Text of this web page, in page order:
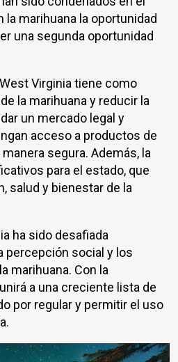
marihuana la oportunidad
una segunda oportunidad
Virginia tiene como
la marihuana y reducir la
un mercado legal y
acceso a productos de
segura. Además, la
para el estado, que
salud y bienestar de la
ha sido desafiada
percepción social y los
marihuana. Con la
a una creciente lista de
por regular y permitir el uso